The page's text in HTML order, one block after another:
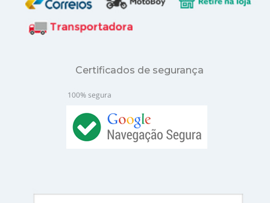
Certificados de segurança